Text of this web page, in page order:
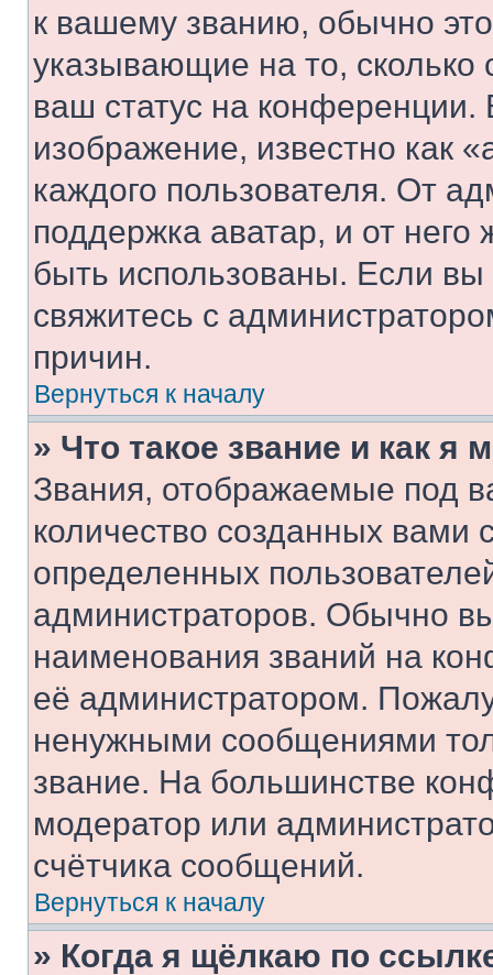
к вашему званию, обычно это
указывающие на то,
ваш статус на
изображение, известно как
каждого пользователя. От
поддержка аватар, и от него
быть использованы. Если
свяжитесь с
причин.
Вернуться к началу
» Что такое звание и как я
Звания, отображаемые под
количество созданных
определенных
администраторов. Обычно
наименования званий на
её администратором.
ненужными сообщениями
звание. На большинстве
модератор или
счётчика сообщений.
Вернуться к началу
» Когда я щёлкаю по